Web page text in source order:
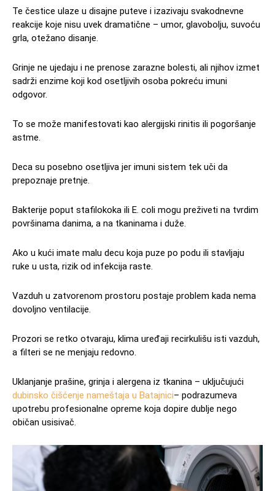
Te čestice ulaze u disajne puteve i izazivaju svakodnevne
reakcije koje nisu uvek dramatične – umor, glavobolju, suvoću
grla, otežano disanje.
Grinje ne ujedaju i ne prenose zarazne bolesti, ali njihov izmet
sadrži enzime koji kod osetljivih osoba pokreću imuni
odgovor.
To se može manifestovati kao alergijski rinitis ili pogoršanje
astme.
Deca su posebno osetljiva jer imuni sistem tek uči da
prepoznaje pretnje.
Bakterije poput stafilokoka ili E. coli mogu preživeti na tvrdim
površinama danima, a na tkaninama i duže.
Ako u kući imate malu decu koja puze po podu ili stavljaju
ruke u usta, rizik od infekcija raste.
Vazduh u zatvorenom prostoru postaje problem kada nema
dovoljno ventilacije.
Prozori se retko otvaraju, klima uređaji recirkulišu isti vazduh,
a filteri se ne menjaju redovno.
Uklanjanje prašine, grinja i alergena iz tkanina – uključujući
dubinsko čišćenje nameštaja u Batajnici– podrazumeva
upotrebu profesionalne opreme koja dopire dublje nego
običan usisivač.